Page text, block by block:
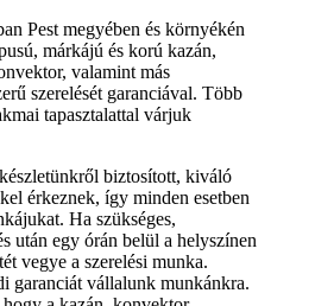
Pest megyében és környékén
márkájú és korú kazán,
valamint más
szerelését garanciával. Több
tapasztalattal várjuk
biztosított, kiváló
érkeznek, így minden esetben
Ha szükséges,
után egy órán belül a helyszínen
vegye a szerelési munka.
garanciát vállalunk munkánkra.